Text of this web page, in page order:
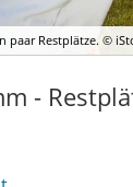
paar Restplätze. ©
-